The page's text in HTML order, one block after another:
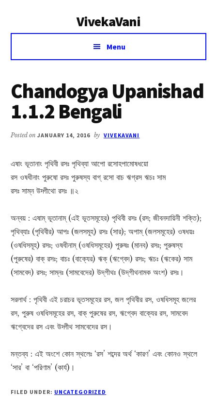
VivekaVani
Voice
Vivekananda
Menu
Chandogya Upanishad
1.1.2 Bengali
Posted onJANUARY 14, 2016 by VIVEKAVANI
এষাং ভূতানাং পৃথিবী রসঃ পৃথিব্যা আপো রসোহপামোষধয়ো
রস ওষধীনাং পুরুষো রসঃ পুরুষস্য বাগ্ রসো বাচ ঋগ্রস ঋচঃ সাম
রসঃ সাম্ন উদ্গীথো রসঃ ॥২
অন্বয় : এষাম্ ভূতানাম্ (এই ভূতসমূহের) পৃথিবী রসঃ (রস; জীবনদায়িনী শক্তি);
পৃথিব্যাঃ (পৃথিবীর) আপঃ (জলসমূহ) রসঃ (সার); অপাম্ (জলসমূহের) ওষধয়ঃ
(ওষধিসমূহ) রসঃ; ওষধীনাম্ (ওষধিসমূহের) পুরুষঃ (মানব) রসঃ; পুরুষস্য
(পুরুষের) বাক্ রসঃ; বাচঃ (বাক্যের) ঋক্ (ঋগ্বেদ) রসঃ; ঋচঃ (ঋকের) সাম
(সামবেদ) রসঃ; সাম্নঃ (সামবেদের) উদ্‌গীথঃ (উদ্‌গীথনামক অংশ) রসঃ।
সরলার্থ : পৃথিবী এই চরাচর ভূতসমূহের রস, জল পৃথিবীর রস, ওষধিসমূহ জলের
রস, পুরুষ ওষধিসমূহের রস, বাক্ পুরুষের রস, ঋগ্বেদ বাক্যের রস, সামবেদ
ঋগ্বেদের রস এবং উদ্গীথ সামবেদের রস।
মন্তব্য : এই অংশে কোন স্থলেঃ ‘রস’ শব্দের অর্থ ‘কারণ’ এবং কোনও স্থলে
‘সার’ বা ‘পরিণাম’ (কাৰ্য)।
FILED UNDER: UNCATEGORIZED